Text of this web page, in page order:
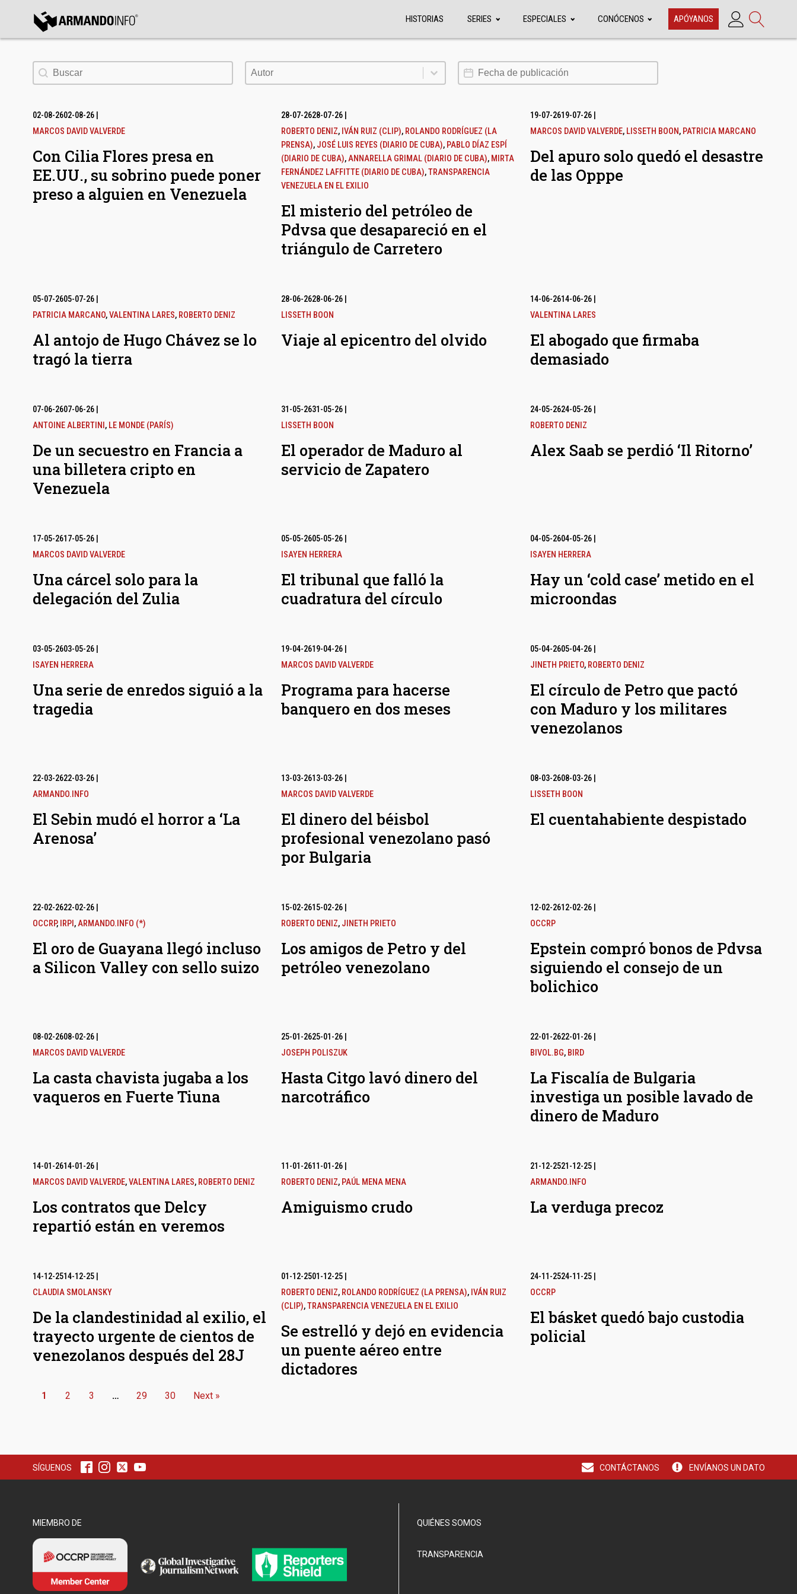
HISTORIAS SERIES ESPECIALES CONÓCENOS APÓYANOS
Buscar Autor
Autor Fecha de publicación
02-08-2602-08-26|
MARCOS DAVID VALVERDE
Con Cilia Flores presa en
EE.UU., su sobrino puede poner
preso a alguien en Venezuela
28-07-2628-07-26
ROBERTO DENIZ, IVÁN RUIZ (CLIP), ROLANDO RODRÍGUEZ (LA
PRENSA), JOSÉ LUIS REYES (DIARIO DE CUBA), PABLO DÍAZ ESPÍ
(DIARIO DE CUBA),ANNARELLA GRIMAL (DIARIO DE CUBA), MIRTA
FERNÁNDEZ LAFFITTE (DIARIO DE CUBA),TRANSPARENCIA
VENEZUELA EN EL EXILIO
El misterio del petróleo de
Pdvsa que desapareció en el
triángulo de Carretero
19-07-2619-07-26|
MARCOS DAVID VALVERDE, LISSETH BOON, PATRICIA MARCANO
Del apuro solo quedó el desastre
de las Opppe
05-07-2605-07-26|
PATRICIA MARCANO,VALENTINA LARES, ROBERTO DENIZ
Al antojo de Hugo Chávez se lo
tragó la tierra
28-06-2628-06-26
LISSETH BOON
Viaje al epicentro del olvido
14-06-2614-06-26|
VALENTINA LARES
El abogado que firmaba
demasiado
07-06-2607-06-26|
ANTOINE ALBERTINI , LE MONDE (PARÍS)
De un secuestro en Francia a
una billetera cripto en
Venezuela
31-05-2631-05-26
LISSETH BOON
El operador de Maduro al
servicio de Zapatero
24-05-2624-05-26|
ROBERTO DENIZ
Alex Saab se perdió ‘Il Ritorno’
17-05-2617-05-26|
MARCOS DAVID VALVERDE
Una cárcel solo para la
delegación del Zulia
05-05-2605-05-26
ISAYEN HERRERA
El tribunal que falló la
cuadratura del círculo
04-05-2604-05-26|
ISAYEN HERRERA
Hay un ‘cold case’ metido en el
microondas
03-05-2603-05-26|
ISAYEN HERRERA
Una serie de enredos siguió a la
tragedia
19-04-2619-04-26
MARCOS DAVID VALVERDE
Programa para hacerse
banquero en dos meses
05-04-2605-04-26|
JINETH PRIETO, ROBERTO DENIZ
El círculo de Petro que pactó
con Maduro y los militares
venezolanos
22-03-2622-03-26|
ARMANDO.INFO
El Sebin mudó el horror a ‘La
Arenosa’
13-03-2613-03-26
MARCOS DAVID VALVERDE
El dinero del béisbol
profesional venezolano pasó
por Bulgaria
08-03-2608-03-26|
LISSETH BOON
El cuentahabiente despistado
22-02-2622-02-26|
OCCRP, IRPI ,ARMANDO.INFO (*)
El oro de Guayana llegó incluso
a Silicon Valley con sello suizo
15-02-2615-02-26
ROBERTO DENIZ, JINETH PRIETO
Los amigos de Petro y del
petróleo venezolano
12-02-2612-02-26|
OCCRP
Epstein compró bonos de Pdvsa
siguiendo el consejo de un
bolichico
08-02-2608-02-26|
MARCOS DAVID VALVERDE
La casta chavista jugaba a los
vaqueros en Fuerte Tiuna
25-01-2625-01-26
JOSEPH POLISZUK
Hasta Citgo lavó dinero del
narcotráfico
22-01-2622-01-26|
BIVOL.BG, BIRD
La Fiscalía de Bulgaria
investiga un posible lavado de
dinero de Maduro
14-01-2614-01-26|
MARCOS DAVID VALVERDE,VALENTINA LARES, ROBERTO DENIZ
Los contratos que Delcy
repartió están en veremos
11-01-2611-01-26
ROBERTO DENIZ, PAÚL MENA MENA
Amiguismo crudo
21-12-2521-12-25|
ARMANDO.INFO
La verduga precoz
14-12-2514-12-25|
CLAUDIA SMOLANSKY
De la clandestinidad al exilio, el
trayecto urgente de cientos de
venezolanos después del 28J
01-12-2501-12-25
ROBERTO DENIZ, ROLANDO RODRÍGUEZ (LA PRENSA), IVÁN RUIZ
(CLIP),TRANSPARENCIA VENEZUELA EN EL EXILIO
Se estrelló y dejó en evidencia
un puente aéreo entre
dictadores
24-11-2524-11-25|
OCCRP
El básket quedó bajo custodia
policial
1 2 3 … 29 30 Next »
SÍGUENOS CONTÁCTANOS ENVÍANOS UN DATO
MIEMBRO DE QUIÉNES SOMOS
TRANSPARENCIA